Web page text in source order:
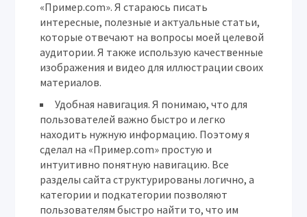
«Пример.com». Я стараюсь писать
интересные, полезные и актуальные статьи,
которые отвечают на вопросы моей целевой
аудитории. Я также использую качественные
изображения и видео для иллюстрации своих
материалов.
Удобная навигация. Я понимаю, что для
пользователей важно быстро и легко
находить нужную информацию. Поэтому я
сделал на «Пример.com» простую и
интуитивно понятную навигацию. Все
разделы сайта структурированы логично, а
категории и подкатегории позволяют
пользователям быстро найти то, что им